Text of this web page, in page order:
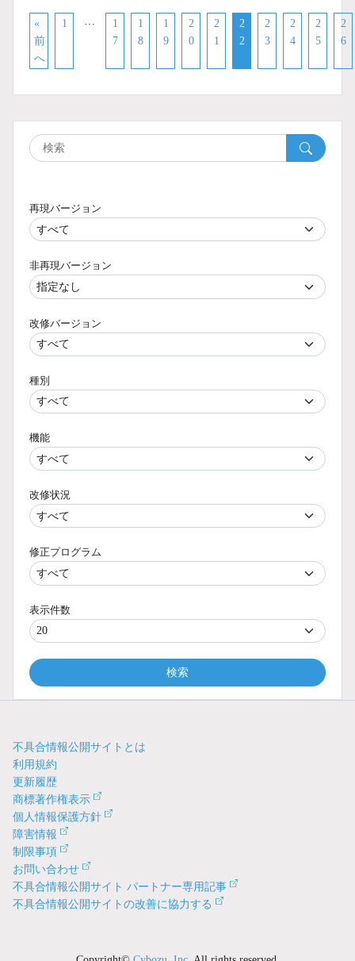
«
前
へ
1 …
1
7
1
8
1
9
2
0
2
1
2
2
2
3
2
4
2
5
2
6
再現バージョン
非再現バージョン
改修バージョン
種別
機能
改修状況
修正プログラム
表示件数
検索
不具合情報公開サイトとは
利用規約
更新履歴
商標著作権表示
個人情報保護方針
障害情報
制限事項
お問い合わせ
不具合情報公開サイト パートナー専用記事
不具合情報公開サイトの改善に協力する